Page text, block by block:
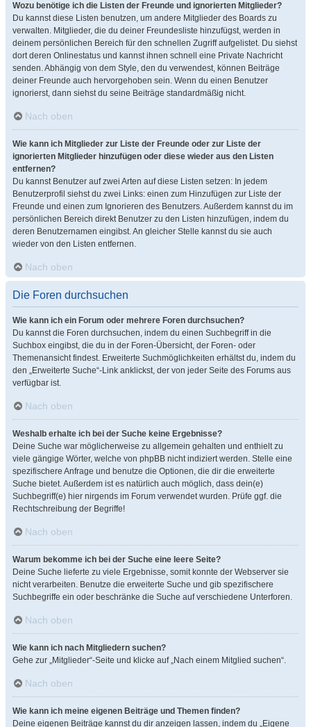
Wozu benötige ich die Listen der Freunde und ignorierten Mitglieder?
Du kannst diese Listen benutzen, um andere Mitglieder des Boards zu
verwalten. Mitglieder, die du deiner Freundesliste hinzufügst, werden in
deinem persönlichen Bereich für den schnellen Zugriff aufgelistet. Du siehst
dort deren Onlinestatus und kannst ihnen schnell eine Private Nachricht
senden. Abhängig von dem Style, den du verwendest, können Beiträge
deiner Freunde auch hervorgehoben sein. Wenn du einen Benutzer
ignorierst, dann siehst du seine Beiträge standardmäßig nicht.
Nach oben
Wie kann ich Mitglieder zur Liste der Freunde oder zur Liste der
ignorierten Mitglieder hinzufügen oder diese wieder aus den Listen
entfernen?
Du kannst Benutzer auf zwei Arten auf diese Listen setzen: In jedem
Benutzerprofil siehst du zwei Links: einen zum Hinzufügen zur Liste der
Freunde und einen zum Ignorieren des Benutzers. Außerdem kannst du im
persönlichen Bereich direkt Benutzer zu den Listen hinzufügen, indem du
deren Benutzernamen eingibst. An gleicher Stelle kannst du sie auch
wieder von den Listen entfernen.
Nach oben
Die Foren durchsuchen
Wie kann ich ein Forum oder mehrere Foren durchsuchen?
Du kannst die Foren durchsuchen, indem du einen Suchbegriff in die
Suchbox eingibst, die du in der Foren-Übersicht, der Foren- oder
Themenansicht findest. Erweiterte Suchmöglichkeiten erhältst du, indem du
den „Erweiterte Suche“-Link anklickst, der von jeder Seite des Forums aus
verfügbar ist.
Nach oben
Weshalb erhalte ich bei der Suche keine Ergebnisse?
Deine Suche war möglicherweise zu allgemein gehalten und enthielt zu
viele gängige Wörter, welche von phpBB nicht indiziert werden. Stelle eine
spezifischere Anfrage und benutze die Optionen, die dir die erweiterte
Suche bietet. Außerdem ist es natürlich auch möglich, dass dein(e)
Suchbegriff(e) hier nirgends im Forum verwendet wurden. Prüfe ggf. die
Rechtschreibung der Begriffe!
Nach oben
Warum bekomme ich bei der Suche eine leere Seite?
Deine Suche lieferte zu viele Ergebnisse, somit konnte der Webserver sie
nicht verarbeiten. Benutze die erweiterte Suche und gib spezifischere
Suchbegriffe ein oder beschränke die Suche auf verschiedene Unterforen.
Nach oben
Wie kann ich nach Mitgliedern suchen?
Gehe zur „Mitglieder“-Seite und klicke auf „Nach einem Mitglied suchen“.
Nach oben
Wie kann ich meine eigenen Beiträge und Themen finden?
Deine eigenen Beiträge kannst du dir anzeigen lassen, indem du „Eigene